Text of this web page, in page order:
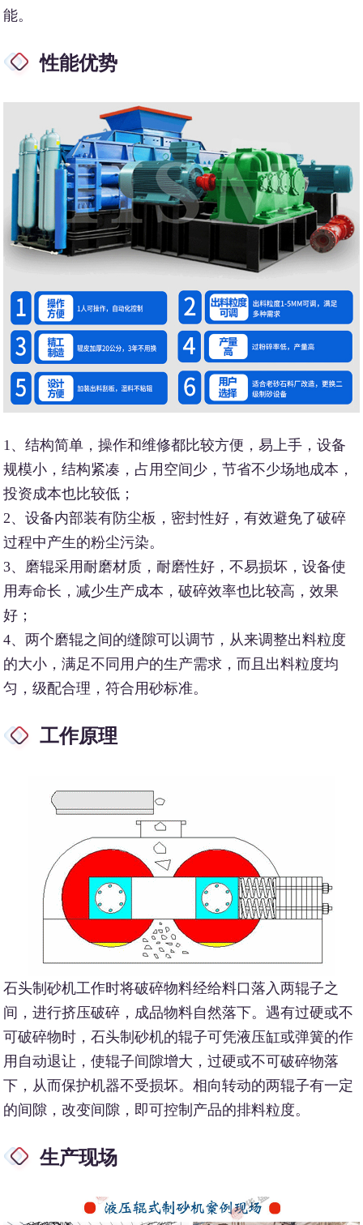
能。
性能优势
1、结构简单，操作和维修都比较方便，易上手，设备
规模小，结构紧凑，占用空间少，节省不少场地成本，
投资成本也比较低；
2、设备内部装有防尘板，密封性好，有效避免了破碎
过程中产生的粉尘污染。
3、磨辊采用耐磨材质，耐磨性好，不易损坏，设备使
用寿命长，减少生产成本，破碎效率也比较高，效果
好；
4、两个磨辊之间的缝隙可以调节，从来调整出料粒度
的大小，满足不同用户的生产需求，而且出料粒度均
匀，级配合理，符合用砂标准。
工作原理
石头制砂机工作时将破碎物料经给料口落入两辊子之
间，进行挤压破碎，成品物料自然落下。遇有过硬或不
可破碎物时，石头制砂机的辊子可凭液压缸或弹簧的作
用自动退让，使辊子间隙增大，过硬或不可破碎物落
下，从而保护机器不受损坏。相向转动的两辊子有一定
的间隙，改变间隙，即可控制产品的排料粒度。
生产现场